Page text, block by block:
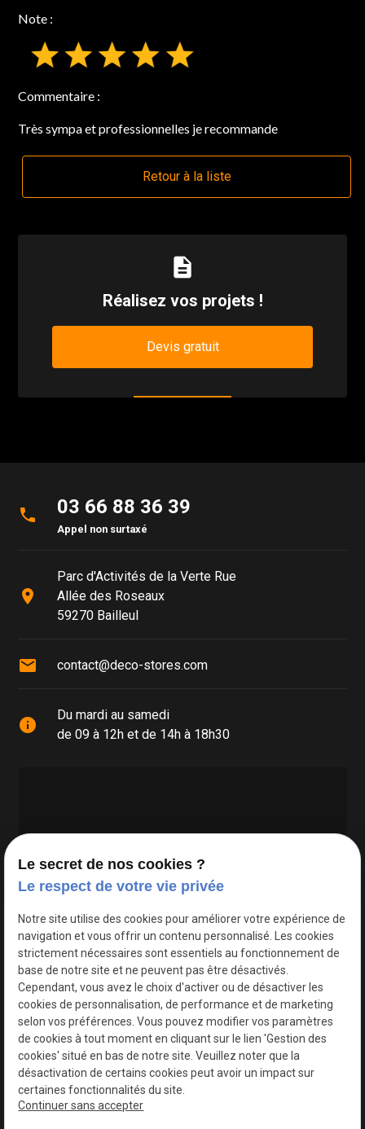
Note :
Commentaire :
Très sympa et professionnelles je recommande
Retour à la liste
description
Réalisez vos projets !
Devis gratuit
phone 03 66 88 36 39
Appel non surtaxé
place
Parc d'Activités de la Verte Rue
Allée des Roseaux
59270 Bailleul
mail contact@deco-stores.com
info
Du mardi au samedi
de 09 à 12h et de 14h à 18h30
Google Maps Search API est désactivé.
Le secret de nos cookies ?
Le respect de votre vie privée
Notre site utilise des cookies pour améliorer votre expérience de
navigation et vous offrir un contenu personnalisé. Les cookies
strictement nécessaires sont essentiels au fonctionnement de
base de notre site et ne peuvent pas être désactivés.
Cependant, vous avez le choix d'activer ou de désactiver les
cookies de personnalisation, de performance et de marketing
selon vos préférences. Vous pouvez modifier vos paramètres
de cookies à tout moment en cliquant sur le lien 'Gestion des
cookies' situé en bas de notre site. Veuillez noter que la
désactivation de certains cookies peut avoir un impact sur
certaines fonctionnalités du site.
Continuer sans accepter